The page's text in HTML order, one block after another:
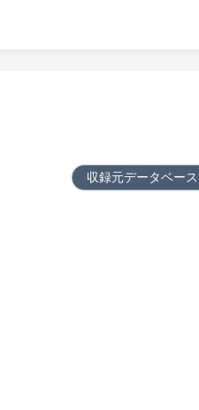
収録元データベース